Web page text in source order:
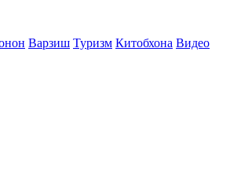
Варзиш Туризм Китобхона Видео